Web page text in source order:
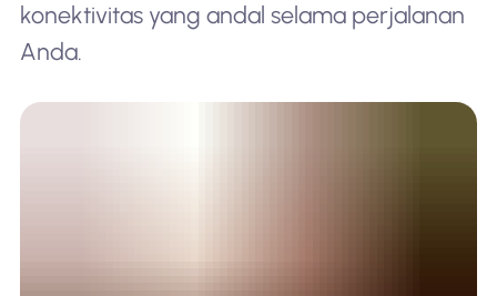
konektivitas yang andal selama perjalanan
Anda.